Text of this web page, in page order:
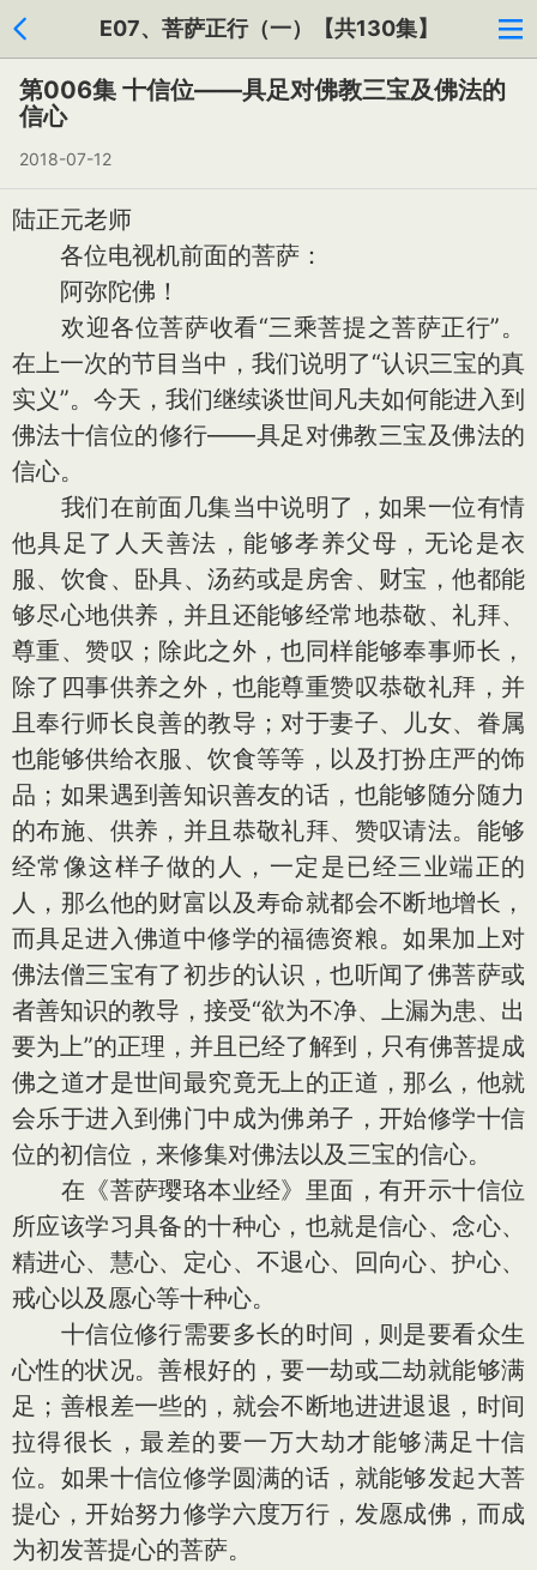
E07、菩萨正行（一）【共130集】
第006集 十信位——具足对佛教三宝及佛法的
信心
2018-07-12
陆正元老师
各位电视机前面的菩萨：
阿弥陀佛！
欢迎各位菩萨收看“三乘菩提之菩萨正行”。
在上一次的节目当中，我们说明了“认识三宝的真
实义”。今天，我们继续谈世间凡夫如何能进入到
佛法十信位的修行——具足对佛教三宝及佛法的
信心。
我们在前面几集当中说明了，如果一位有情
他具足了人天善法，能够孝养父母，无论是衣
服、饮食、卧具、汤药或是房舍、财宝，他都能
够尽心地供养，并且还能够经常地恭敬、礼拜、
尊重、赞叹；除此之外，也同样能够奉事师长，
除了四事供养之外，也能尊重赞叹恭敬礼拜，并
且奉行师长良善的教导；对于妻子、儿女、眷属
也能够供给衣服、饮食等等，以及打扮庄严的饰
品；如果遇到善知识善友的话，也能够随分随力
的布施、供养，并且恭敬礼拜、赞叹请法。能够
经常像这样子做的人，一定是已经三业端正的
人，那么他的财富以及寿命就都会不断地增长，
而具足进入佛道中修学的福德资粮。如果加上对
佛法僧三宝有了初步的认识，也听闻了佛菩萨或
者善知识的教导，接受“欲为不净、上漏为患、出
要为上”的正理，并且已经了解到，只有佛菩提成
佛之道才是世间最究竟无上的正道，那么，他就
会乐于进入到佛门中成为佛弟子，开始修学十信
位的初信位，来修集对佛法以及三宝的信心。
在《菩萨璎珞本业经》里面，有开示十信位
所应该学习具备的十种心，也就是信心、念心、
精进心、慧心、定心、不退心、回向心、护心、
戒心以及愿心等十种心。
十信位修行需要多长的时间，则是要看众生
心性的状况。善根好的，要一劫或二劫就能够满
足；善根差一些的，就会不断地进进退退，时间
拉得很长，最差的要一万大劫才能够满足十信
位。如果十信位修学圆满的话，就能够发起大菩
提心，开始努力修学六度万行，发愿成佛，而成
为初发菩提心的菩萨。